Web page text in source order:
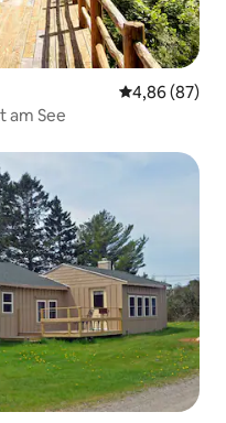
4,86 (87)
am See